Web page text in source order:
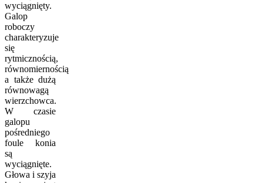
wyciągnięty.
Galop
roboczy
charakteryzuje
się
rytmicznością,
równomiernością
a także dużą
równowagą
wierzchowca.
W czasie
galopu
pośredniego
foule konia
są
wyciągnięte.
Głowa i szyja